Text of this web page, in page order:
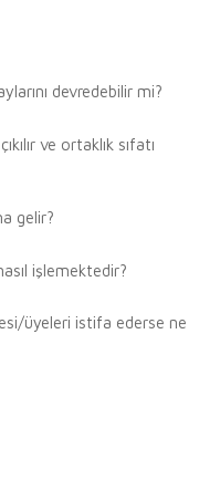
devredebilir mi?
ve ortaklık sıfatı
gelir?
işlemektedir?
üyeleri istifa ederse ne